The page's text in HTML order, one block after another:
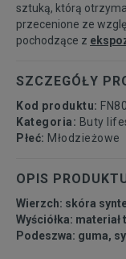
36,5 23,5 cm
38 24 cm
39 24,5 cm
sztuką, którą
przecenione ze
pochodzące z
SZCZEGÓŁY
Kod produktu:
Kategoria: Buty
Płeć: Młodzieżowe
OPIS
Wierzch: skóra
Wyściółka: materiał
Podeszwa: guma,